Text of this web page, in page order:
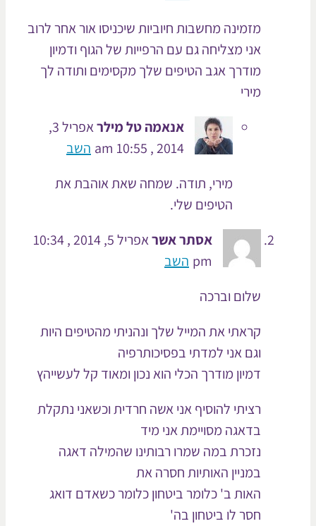
מזמינה מחשבות חיוביות שיכניסו אור אחר לרוב
אני מצליחה גם עם הרפייות של הגוף ודמיון
מודרך אגב הטיפים שלך מקסימים ותודה לך
אנאמה טל מילר
אפריל 3,
2014 , 10:55 am
השב
מירי, תודה. שמחה שאת אוהבת את
הטיפים שלי.
אסתר אשר
אפריל 5, 2014 , 10:34
pm
השב
שלום וברכה
קראתי את המייל שלך ונהניתי מהטיפים היות
וגם אני למדתי בפסיכותרפיה
דמיון מודרך הכלי הוא נכון ומאוד קל לעשייהץ
רציתי להוסיף אני אשה חרדית וכשאני נתקלת
בדאגה מסויימת אני מיד
נזכרת במה שמרו רבותינו שהמילה דאגה
במניין האותיות חסרה את
האות ב' כלומר ביטחון כלומר כשאדם דואג
חסר לו ביטחון בה'